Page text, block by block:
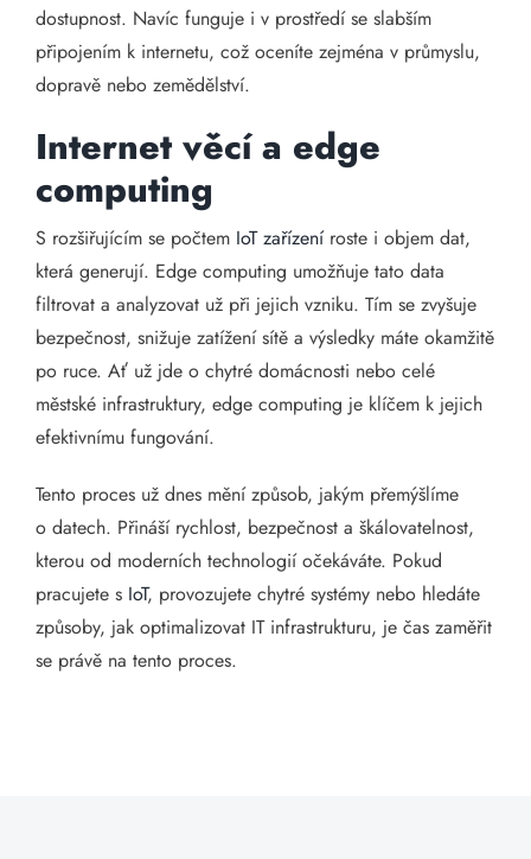
dostupnost. Navíc funguje i v prostředí se slabším
připojením k internetu, což oceníte zejména v průmyslu,
dopravě nebo zemědělství.
Internet věcí a edge
computing
S rozšiřujícím se počtem IoT zařízeníroste i objem dat,
která generují. Edge computing umožňuje tato data
filtrovat a analyzovat už při jejich vzniku. Tím se zvyšuje
bezpečnost, snižuje zatížení sítě a výsledky máte okamžitě
po ruce. Ať už jde o chytré domácnosti nebo celé
městské infrastruktury, edge computing je klíčem k jejich
efektivnímu fungování.
Tento proces už dnes mění způsob, jakým přemýšlíme
o datech. Přináší rychlost, bezpečnost a škálovatelnost,
kterou od moderních technologií očekáváte. Pokud
pracujete s IoT, provozujete chytré systémy nebo hledáte
způsoby, jak optimalizovat IT infrastrukturu, je čas zaměřit
se právě na tento proces.